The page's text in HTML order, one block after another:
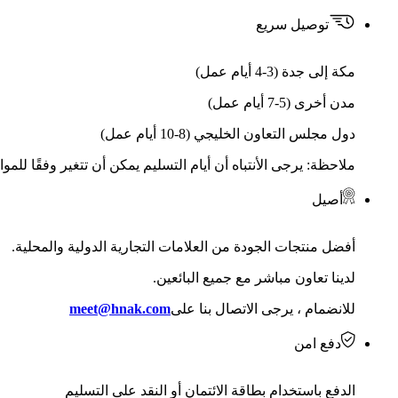
توصيل سريع
مكة إلى جدة (3-4 أيام عمل)
مدن أخرى (5-7 أيام عمل)
دول مجلس التعاون الخليجي (8-10 أيام عمل)
ملاحظة: يرجى الأنتباه أن أيام التسليم يمكن أن تتغير وفقًا
أصيل
أفضل منتجات الجودة من العلامات التجارية الدولية والمحلية.
لدينا تعاون مباشر مع جميع البائعين.
للانضمام ، يرجى الاتصال بنا علىmeet@hnak.com
دفع امن
الدفع باستخدام بطاقة الائتمان أو النقد على التسليم